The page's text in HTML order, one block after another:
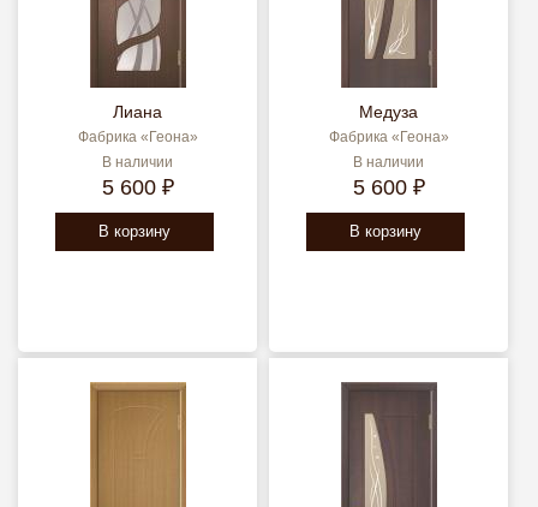
Лиана
Фабрика «Геона»
В наличии
5 600 ₽
В корзину
Медуза
Фабрика «Геона»
В наличии
5 600 ₽
В корзину